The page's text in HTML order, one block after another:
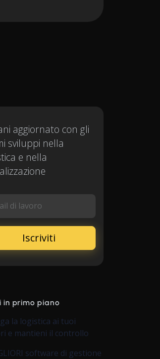
aggiornato con gli
sviluppi nella
e nella
di lavoro
in primo piano
la logistica ai tuoi
e mantieni il controllo
software di gestione